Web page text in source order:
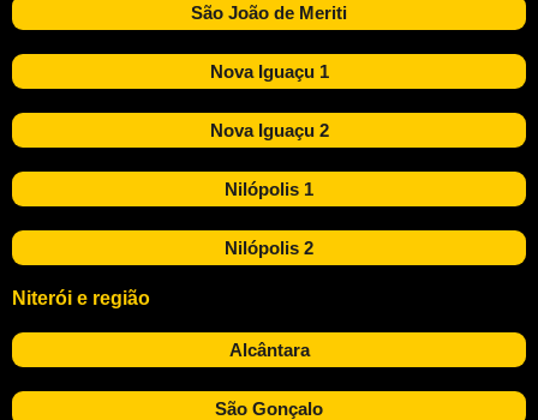
São João de Meriti
Nova Iguaçu 1
Nova Iguaçu 2
Nilópolis 1
Nilópolis 2
Niterói e região
Alcântara
São Gonçalo